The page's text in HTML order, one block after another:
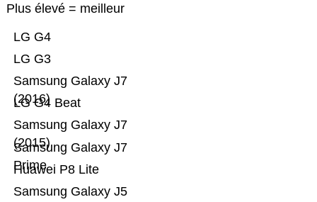
Plus élevé = meilleur
Samsung Galaxy J5
Huawei P8 Lite
Samsung Galaxy J7
Prime
Samsung Galaxy J7
(2015)
LG G4 Beat
Samsung Galaxy J7
(2016)
LG G3
LG G4